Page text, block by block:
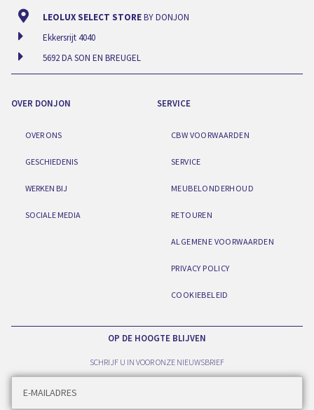
LEOLUX SELECT STOREBY DONJON
Ekkersrijt 4040
5692 DA SON EN BREUGEL
OVER DONJON
OVER ONS
GESCHIEDENIS
WERKEN BIJ
SOCIALE MEDIA
SERVICE
CBW VOORWAARDEN
SERVICE
MEUBELONDERHOUD
RETOUREN
ALGEMENE VOORWAARDEN
PRIVACY POLICY
COOKIEBELEID
OP DE HOOGTE BLIJVEN
SCHRIJF U IN VOOR ONZE NIEUWSBRIEF